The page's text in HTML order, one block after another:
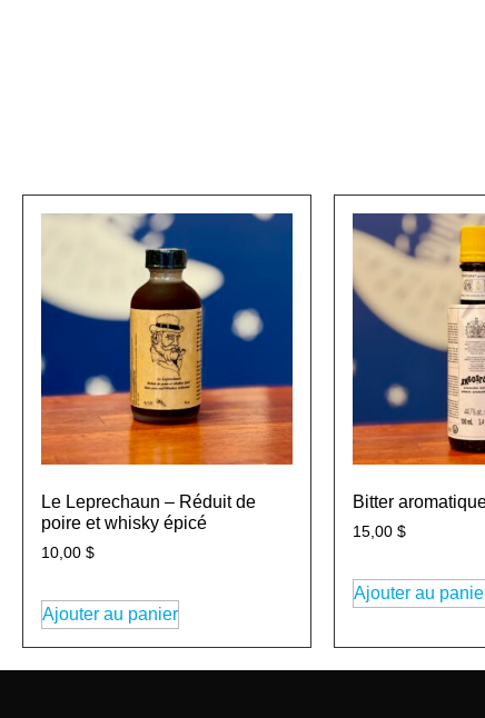
Le Leprechaun – Réduit de
poire et whisky épicé
10,00 $
Ajouter au panier
Bitter
15,00 $
Ajouter au